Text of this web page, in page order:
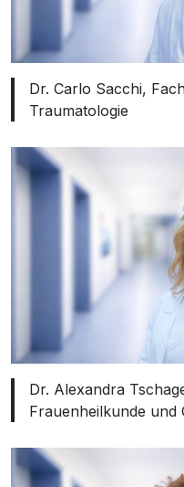
Dr. Carlo Sacchi,
Traumatologie
Dr. Alexandra
Frauenheilkunde und